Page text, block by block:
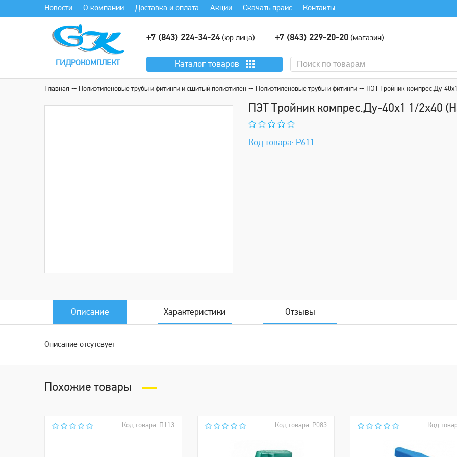
Новости О компании Доставка и оплата Акции Скачать прайс Контакты
ГИДРОКОМПЛЕКТ
+7 (843) 224-34-24 (юр.лица) +7 (843) 229-20-20(магазин)
Каталог товаров
Главная Полиэтиленовые трубы и фитинги и сшитый полиэтилен Полиэтиленовые трубы и фитинги ПЭТ Тройник компрес.Ду-
ПЭТ Тройник компрес.Ду-40х1 1/2х40
Код товара: Р611
Описание Характеристики Отзывы
Описание отсутсвует
Похожие товары
Код товара: П113 Код товара: Р083 Код